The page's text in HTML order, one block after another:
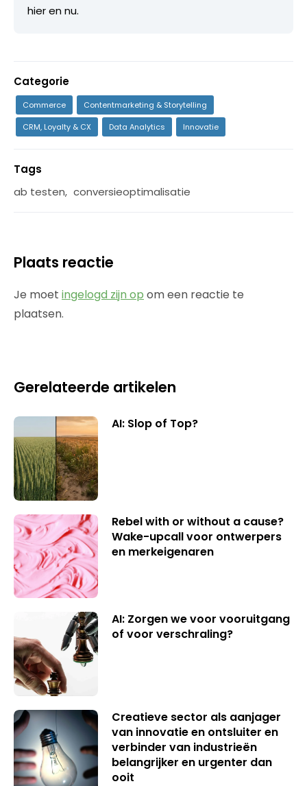
hier en nu.
Categorie
Commerce
Contentmarketing & Storytelling
CRM, Loyalty & CX
Data Analytics Innovatie
Tags
ab testen, conversieoptimalisatie
Plaats reactie
Je moet ingelogd zijn op om een reactie te
plaatsen.
Gerelateerde artikelen
AI: Slop of Top?
Rebel with or without a cause?
Wake-upcall voor ontwerpers
en merkeigenaren
AI: Zorgen we voor vooruitgang
of voor verschraling?
Creatieve sector als aanjager
van innovatie en ontsluiter en
verbinder van industrieën
belangrijker en urgenter dan
ooit